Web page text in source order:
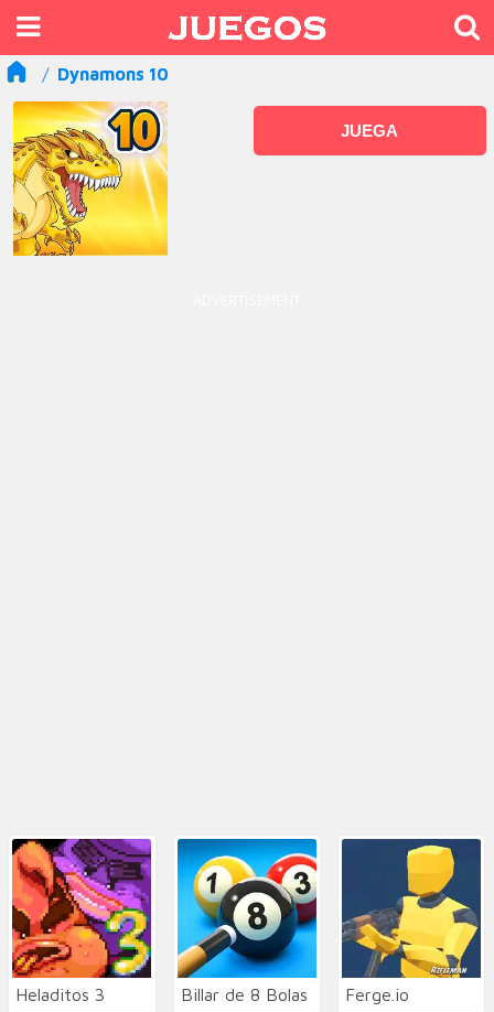
Dynamons 10
JUEGA
Heladitos 3 Billar de 8 Bolas Ferge.io